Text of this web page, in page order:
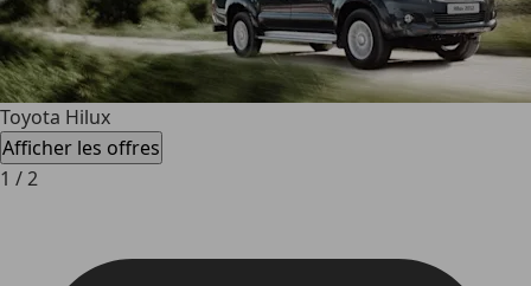
Toyota Hilux
Afficher les offres
1 /2